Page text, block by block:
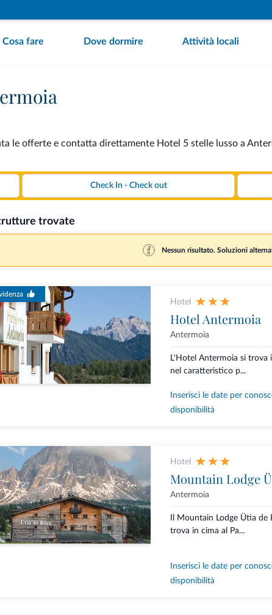
Cosa fare Dove dormire Attività locali
le offerte e contatta direttamente Hotel 5 stelle lusso a
trovate
Nessun risultato. Soluzioni
Hotel
Hotel Antermoia
Antermoia
L'Hotel Antermoia si trova
nel caratteristico p...
Inserisci le date per
disponibilità
Hotel
Mountain Lodge
Antermoia
Il Mountain Lodge Ütia de
trova in cima al Pa...
Inserisci le date per
disponibilità